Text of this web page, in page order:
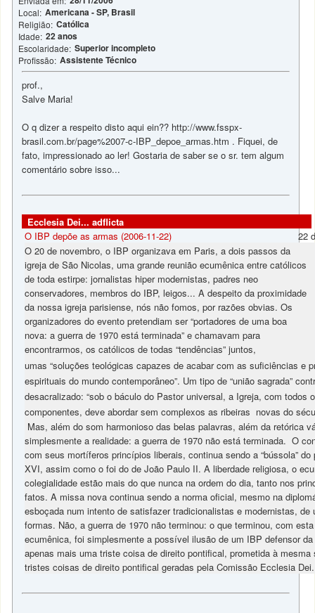
Local: Americana - SP, Brasil
Religião: Católica
Idade: 22 anos
Escolaridade: Superior incompleto
Profissão: Assistente Técnico
prof.,
Salve Maria!
O q dizer a respeito disto aqui ein?? http://www.fsspx-
brasil.com.br/page%2007-c-IBP_depoe_armas.htm . Fiquei, de
fato, impressionado ao ler! Gostaria de saber se o sr. tem algum
comentário sobre isso...
Ecclesia Dei... adflicta
O IBP depõe as armas (2006-11-22)
22
O 20 de novembro, o IBP organizava em Paris, a dois passos da
igreja de São Nicolas, uma grande reunião ecumênica entre católicos
de toda estirpe: jornalistas hiper modernistas, padres neo
conservadores, membros do IBP, leigos... A despeito da proximidade
da nossa igreja parisiense, nós não fomos, por razões obvias. Os
organizadores do evento pretendiam ser “portadores de uma boa
nova: a guerra de 1970 está terminada” e chamavam para
encontrarmos, os católicos de todas “tendências” juntos,
umas “soluções teológicas capazes de acabar com as suficiências e
espirituais do mundo contemporâneo”. Um tipo de “união sagrada”
desacralizado: “sob o báculo do Pastor universal, a Igreja, com todos
componentes, deve abordar sem complexos as ribeiras novas do
Mas, além do som harmonioso das belas palavras, além da retórica
simplesmente a realidade: a guerra de 1970 não está terminada. O
com seus mortíferos princípios liberais, continua sendo a “bússola”
XVI, assim como o foi do de João Paulo II. A liberdade religiosa, o
colegialidade estão mais do que nunca na ordem do dia, tanto nos
fatos. A missa nova continua sendo a norma oficial, mesmo na
esboçada num intento de satisfazer tradicionalistas e modernistas, de
formas. Não, a guerra de 1970 não terminou: o que terminou, com
ecumênica, foi simplesmente a possível ilusão de um IBP defensor
apenas mais uma triste coisa de direito pontifical, prometida à mesma
tristes coisas de direito pontifical geradas pela Comissão Ecclesia Dei.